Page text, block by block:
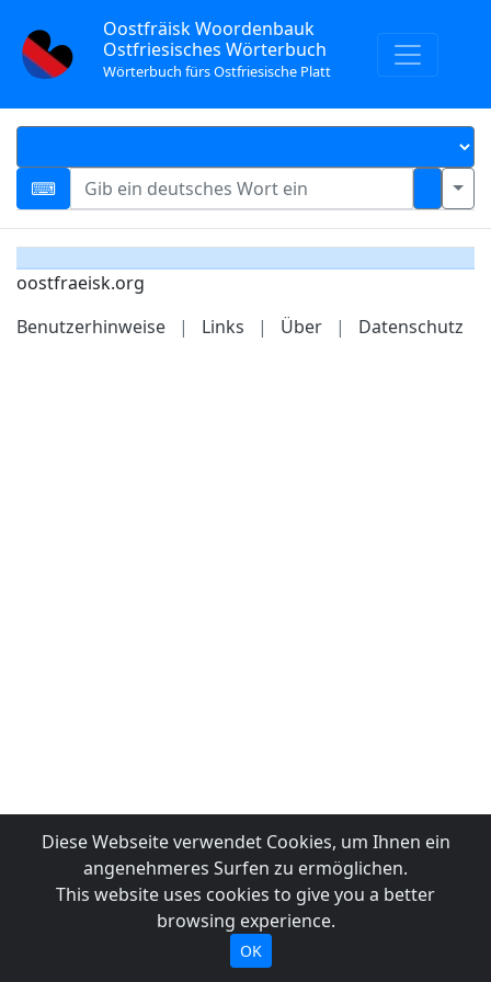
Oostfräisk Woordenbauk
Ostfriesisches Wörterbuch
Wörterbuch fürs Ostfriesische Platt
oostfraeisk.org
Benutzerhinweise
| Links | Über | Datenschutz
Diese Webseite verwendet Cookies, um Ihnen ein
angenehmeres Surfen zu ermöglichen.
This website uses cookies to give you a better
browsing experience.
OK